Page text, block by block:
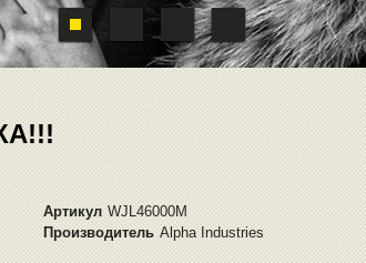
Артикул WJL46000M
Производитель Alpha Industries